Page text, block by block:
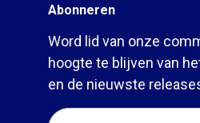
Abonneren
Word lid van onze
hoogte te blijven van
en de nieuwste